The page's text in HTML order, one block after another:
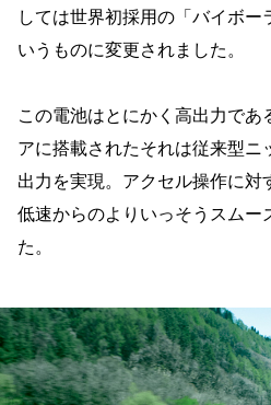
しては世界初採用の「バイボー
いうものに変更されました。
この電池はとにかく高出力であ
アに搭載されたそれは従来型ニ
出力を実現。アクセル操作に対
低速からのよりいっそうスムー
た。